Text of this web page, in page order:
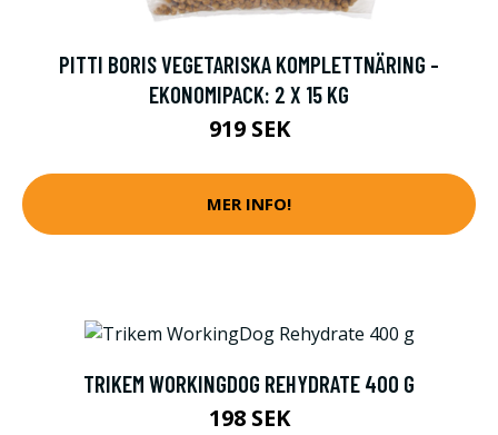
PITTI BORIS VEGETARISKA KOMPLETTNÄRING -
EKONOMIPACK: 2 X 15 KG
919 SEK
MER INFO!
TRIKEM WORKINGDOG REHYDRATE 400 G
198 SEK